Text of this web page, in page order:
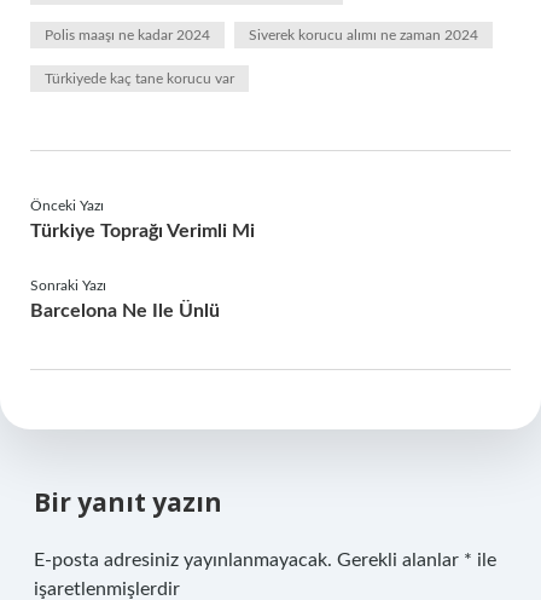
Polis maaşı ne kadar 2024 Siverek korucu alımı ne zaman 2024
Türkiyede kaç tane korucu var
Önceki Yazı
Türkiye Toprağı Verimli Mi
Sonraki Yazı
Barcelona Ne Ile Ünlü
Bir yanıt yazın
E-posta adresiniz yayınlanmayacak. Gerekli alanlar * ile
işaretlenmişlerdir